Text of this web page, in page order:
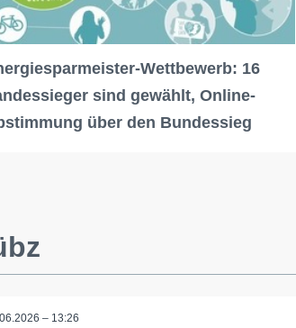
Wettbewerb: 16
sind gewählt, Online-
über den Bundessieg
– 13:26